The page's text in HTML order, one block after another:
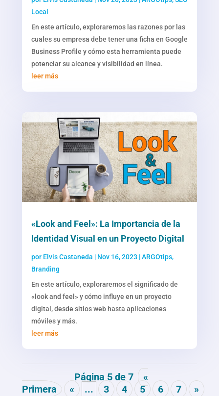
Local
En este artículo, exploraremos las razones por las
cuales su empresa debe tener una ficha en Google
Business Profile y cómo esta herramienta puede
potenciar su alcance y visibilidad en línea.
leer más
«Look and Feel»: La Importancia de la
Identidad Visual en un Proyecto Digital
por Elvis Castaneda | Nov 16, 2023|ARGOtips,
Branding
En este artículo, exploraremos el significado de
«look and feel» y cómo influye en un proyecto
digital, desde sitios web hasta aplicaciones
móviles y más.
leer más
Página 5 de 7
«
Primera
« ... 3 4 5 6 7 »